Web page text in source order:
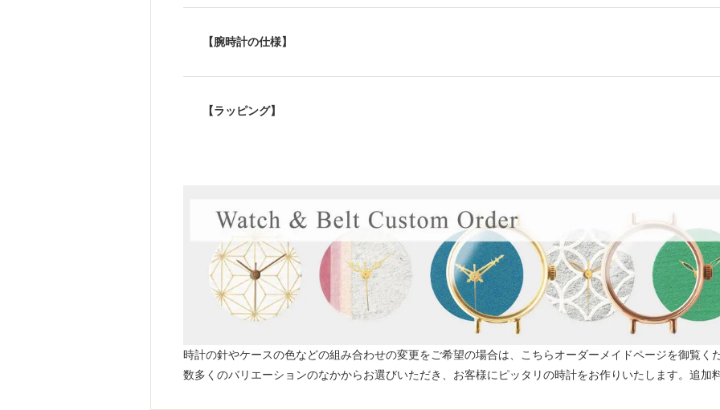
【腕時計の仕様】
【ラッピング】
時計の針やケースの色などの組み合わせの変更をご希望の場合は、こちらオーダーメイドページを御覧く
数多くのバリエーションのなかからお選びいただき、お客様にピッタリの時計をお作りいたします。追加